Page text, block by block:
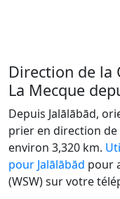
Direction de la
La Mecque
Depuis Jalālābād,
prier en direction de
environ 3,320 km.
pour Jalālābād pour
(WSW) sur votre